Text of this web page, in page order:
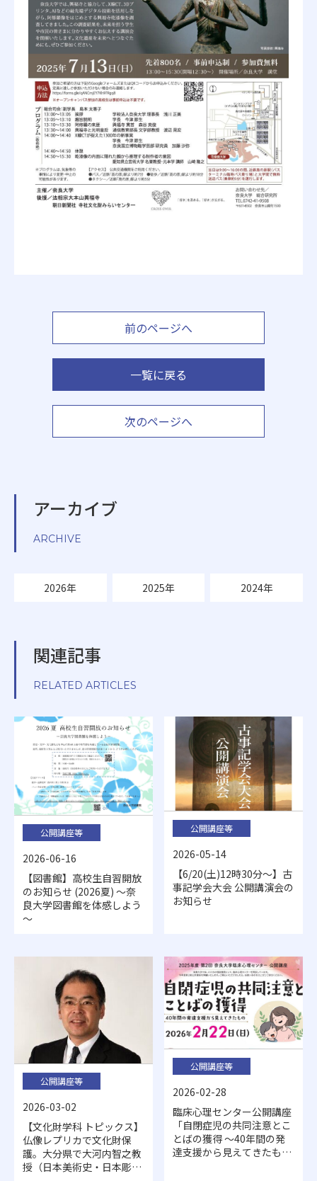
前のページへ
一覧に戻る
次のページへ
アーカイブ
ARCHIVE
2026年 2025年 2024年
関連記事
RELATED ARTICLES
公開講座等
2026-06-16
【図書館】高校生自習開放
のお知らせ (2026夏) ～奈
良大学図書館を体感しよう
～
公開講座等
2026-05-14
【6/20(土)12時30分～】古
事記学会大会 公開講演会の
お知らせ
公開講座等
2026-03-02
【文化財学科 トピックス】
仏像レプリカで文化財保
護。大分県で大河内智之教
授（日本美術史・日本彫刻
公開講座等
2026-02-28
臨床心理センター公開講座
「自閉症児の共同注意とこ
とばの獲得 ～40年間の発
達支援から見えてきたもの